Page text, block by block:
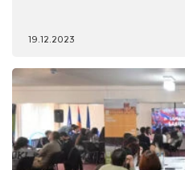
19.12.2023